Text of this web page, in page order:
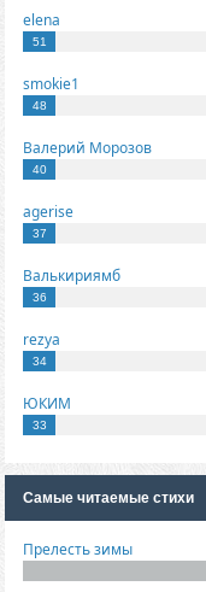
elena
51
smokie1
48
Валерий Морозов
40
agerise
37
Валькириямб
36
rezya
34
ЮКИМ
33
Самые читаемые стихи
Прелесть зимы